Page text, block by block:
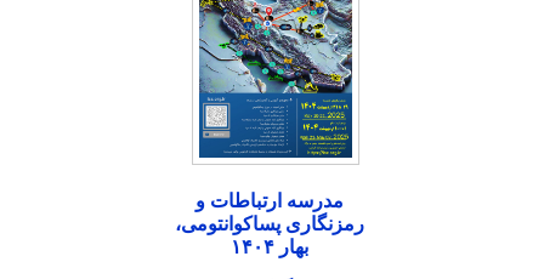
مدرسه ارتباطات و
رمزنگاری پساکوانتومی،
بهار ۱۴۰۴